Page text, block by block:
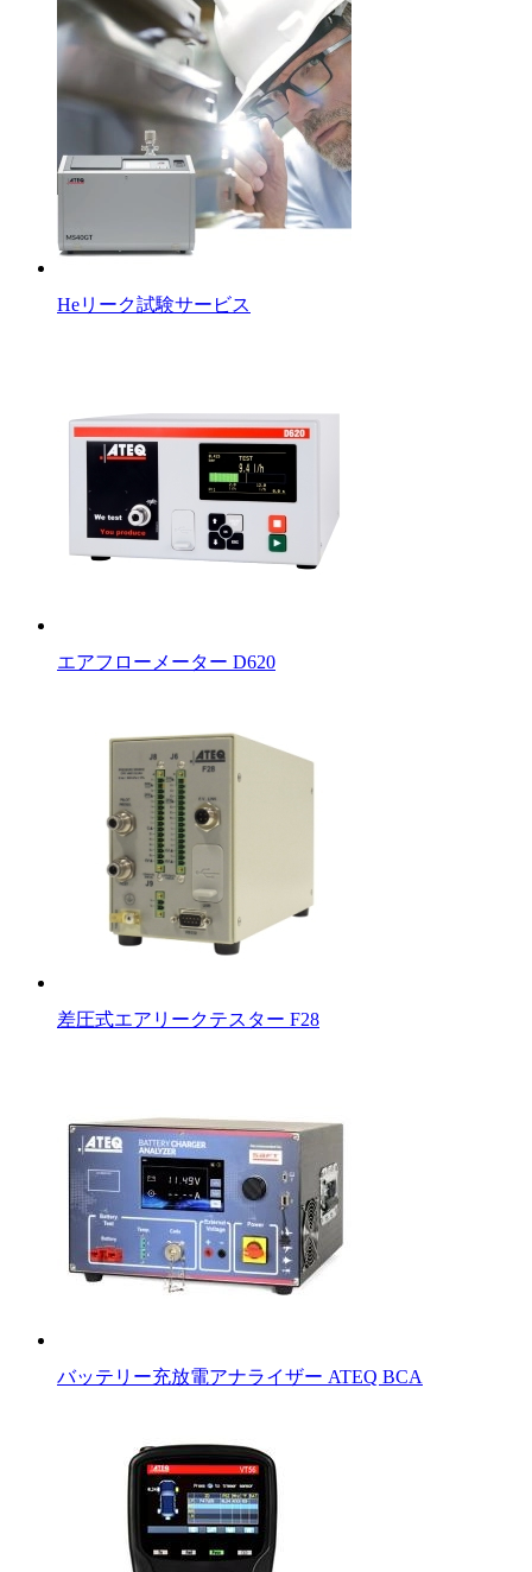
Heリーク試験サービス
エアフローメーター D620
差圧式エアリークテスター F28
バッテリー充放電アナライザー ATEQ BCA